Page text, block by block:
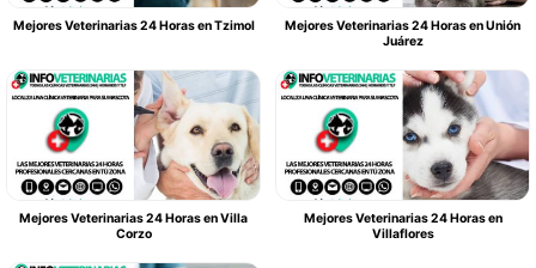
Mejores Veterinarias 24 Horas en Tzimol
Mejores Veterinarias 24 Horas en Unión
Juárez
Mejores Veterinarias 24 Horas en Villa
Corzo
Mejores Veterinarias 24 Horas en
Villaflores